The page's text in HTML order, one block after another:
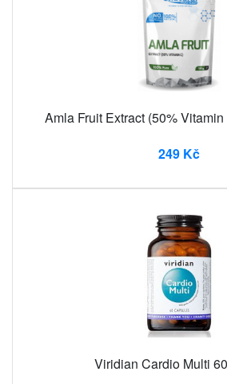
Amla Fruit Extract (50%
249 Kč
Viridian Cardio Multi